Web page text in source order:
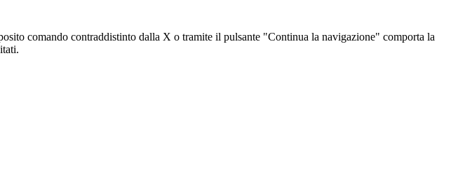
comando contraddistinto dalla X o tramite il pulsante "Continua la navigazione" comporta la